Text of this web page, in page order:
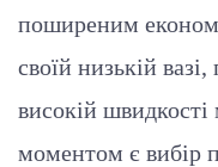
поширеним
своїй низькій
високій
моментом є вибір